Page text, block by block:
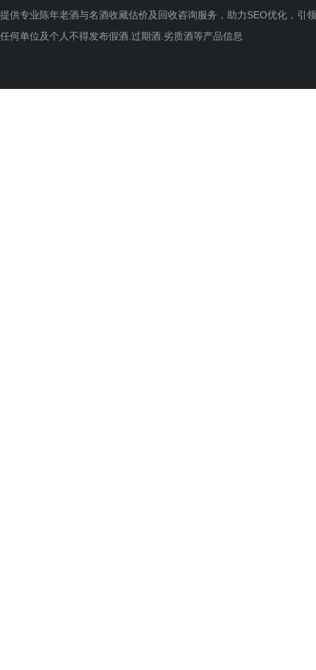
提供专业陈年老酒与名酒收藏估价及回收咨询服务，助力SEO优化，引
任何单位及个人不得发布假酒.过期酒.劣质酒等产品信息